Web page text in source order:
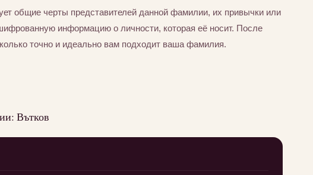
общие черты представителей данной фамилии, их привычки или
информацию о личности, которая её носит. После
точно и идеально вам подходит ваша фамилия.
Вътков